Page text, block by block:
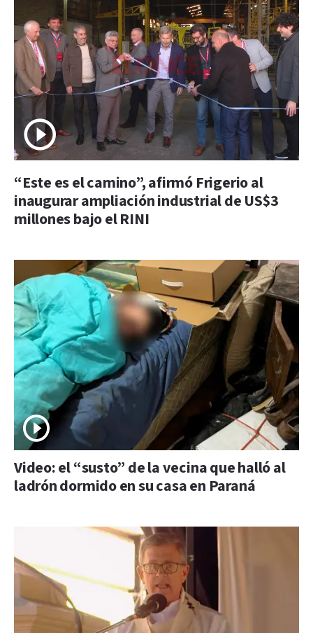
“Este es el camino”, afirmó Frigerio al
inaugurar ampliación industrial de US$3
millones bajo el RINI
Video: el “susto” de la vecina que halló al
ladrón dormido en su casa en Paraná